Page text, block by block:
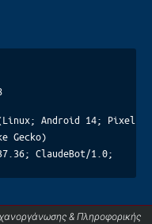
Android 14; Pixel
Gecko)
ClaudeBot/1.0;
& Πληροφορικής